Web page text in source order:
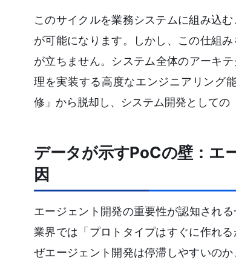
このサイクルを業務システムに組み込
が可能になります。しかし、この仕組
が立ちません。システム全体のアーキ
理を実装する高度なエンジニアリング
修」から脱却し、システム開発としての
データが示すPoCの壁：エ
因
エージェント開発の重要性が認知され
業界では「プロトタイプはすぐに作れ
ぜエージェント開発は停滞しやすいの